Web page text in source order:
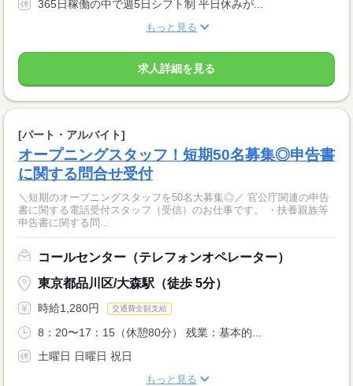
365日稼働の中で週5日シフト制 平日休みが...
もっと見る
求人詳細を見る
[パート・アルバイト]
オープニングスタッフ！短期50名募集◎申告書
に関する問合せ受付
＼短期のオープニングスタッフを50名大募集◎／ 官公庁関連の申告
書に関する電話受付スタッフ（受信）のお仕事です。 ・扶養親族等
申告書に関する問...
コールセンター（テレフォンオペレーター）
東京都品川区/大森駅（徒歩 5分）
時給1,280円 交通費全額支給
8：20〜17：15（休憩80分） 残業：基本的...
土曜日 日曜日 祝日
もっと見る